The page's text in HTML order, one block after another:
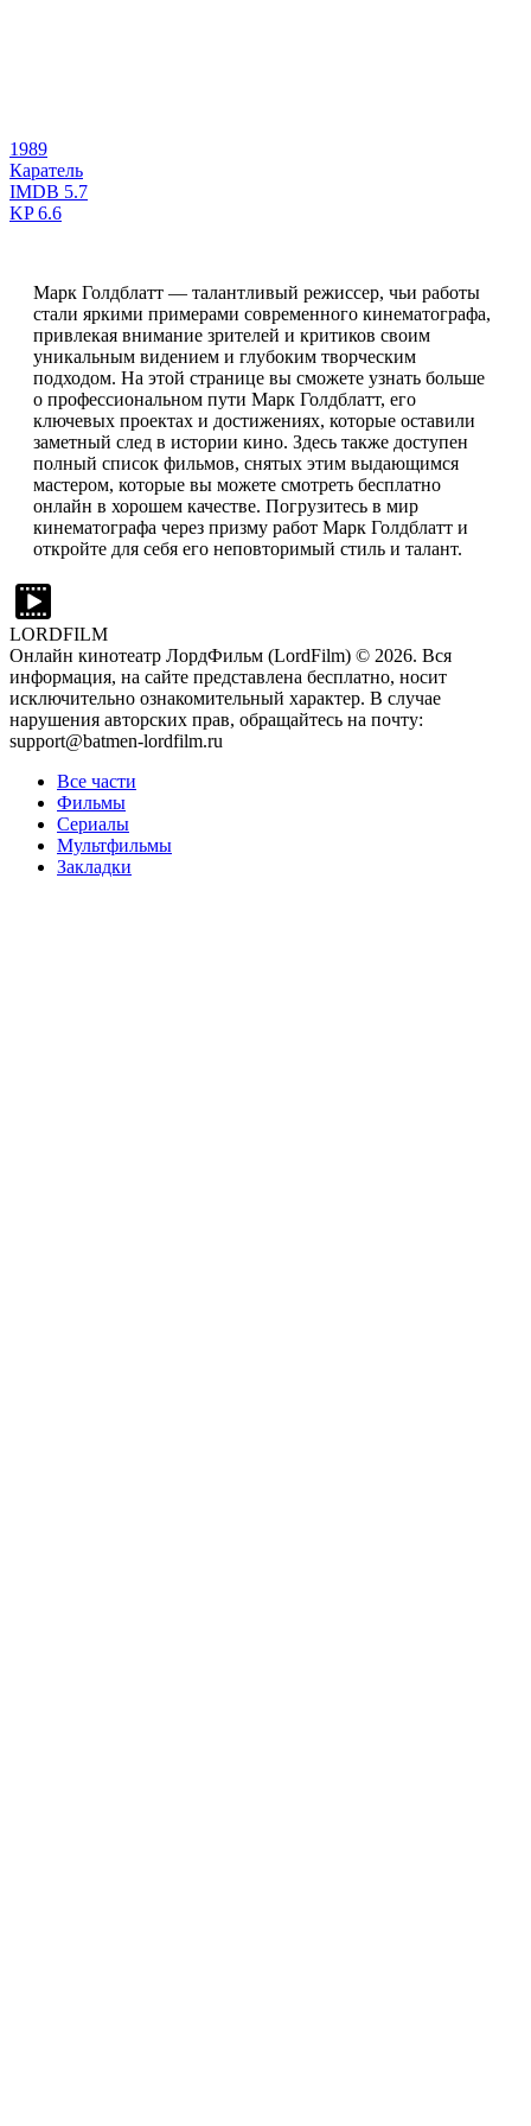
1989
Каратель
IMDB 5.7
KP6.6
Марк Голдблатт — талантливый режиссер, чьи работы
стали яркими примерами современного кинематографа,
привлекая внимание зрителей и критиков своим
уникальным видением и глубоким творческим
подходом. На этой странице вы сможете узнать больше
о профессиональном пути Марк Голдблатт, его
ключевых проектах и достижениях, которые оставили
заметный след в истории кино. Здесь также доступен
полный список фильмов, снятых этим выдающимся
мастером, которые вы можете смотреть бесплатно
онлайн в хорошем качестве. Погрузитесь в мир
кинематографа через призму работ Марк Голдблатт и
откройте для себя его неповторимый стиль и талант.
LORDFILM
Онлайн кинотеатр ЛордФильм (LordFilm) © 2026. Вся
информация, на сайте представлена бесплатно, носит
исключительно ознакомительный характер. В случае
нарушения авторских прав, обращайтесь на почту:
support@batmen-lordfilm.ru
Все части
Фильмы
Сериалы
Мультфильмы
Закладки